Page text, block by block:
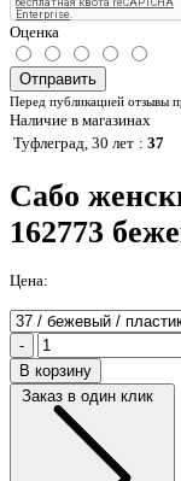
Оценка
Отправить
Перед публикацией отзывы
Наличие в магазинах
Туфлеград, 30 лет : 37
Сабо
162773
Цена:
-
В корзину
Заказ в один клик